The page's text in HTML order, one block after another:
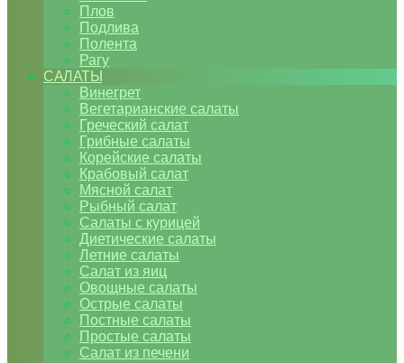
Плов
Подлива
Полента
Рагу
САЛАТЫ
Винегрет
Вегетарианские салаты
Греческий салат
Грибные салаты
Корейские салаты
Крабовый салат
Мясной салат
Рыбный салат
Салаты с курицей
Диетические салаты
Летние салаты
Салат из яиц
Овощные салаты
Острые салаты
Постные салаты
Простые салаты
Салат из печени